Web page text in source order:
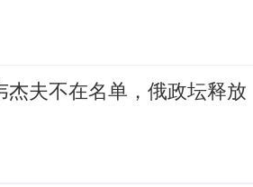
夫不在名单，俄政坛释放